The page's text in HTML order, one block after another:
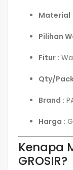
Material
Pilihan
Fitur :
Qty/
Brand :
Harga :
Kenapa
GROSIR?